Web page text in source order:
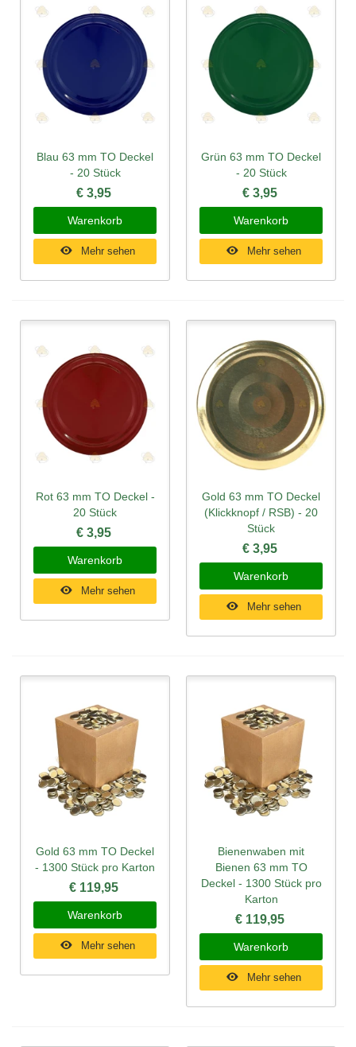
Blau 63 mm TO Deckel
- 20 Stück
€ 3,95
Warenkorb
Mehr sehen
Grün 63 mm TO Deckel
- 20 Stück
€ 3,95
Warenkorb
Mehr sehen
Rot 63 mm TO Deckel -
20 Stück
€ 3,95
Warenkorb
Mehr sehen
Gold 63 mm TO Deckel
(Klickknopf / RSB) - 20
Stück
€ 3,95
Warenkorb
Mehr sehen
Gold 63 mm TO Deckel
- 1300 Stück pro Karton
€ 119,95
Warenkorb
Mehr sehen
Bienenwaben mit
Bienen 63 mm TO
Deckel - 1300 Stück pro
Karton
€ 119,95
Warenkorb
Mehr sehen